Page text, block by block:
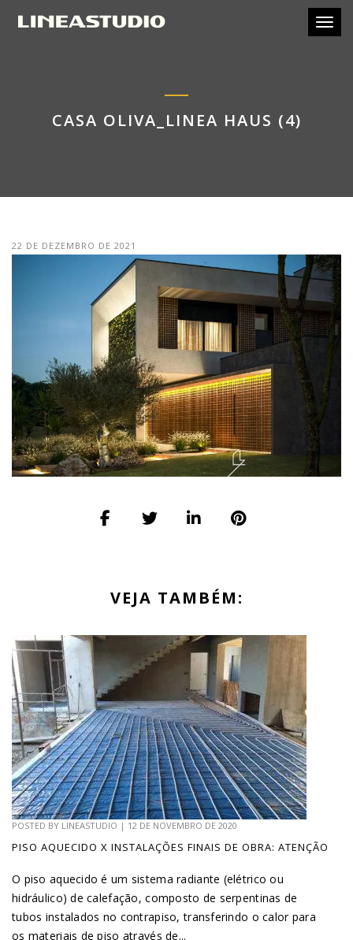
CASA OLIVA_LINEA HAUS (4)
22 DE DEZEMBRO DE 2021
VEJA TAMBÉM:
POSTED BY LINEASTUDIO | 12 DE NOVEMBRO DE 2020
PISO AQUECIDO X INSTALAÇÕES FINAIS DE OBRA: ATENÇÃO
O piso aquecido é um sistema radiante (elétrico ou
hidráulico) de calefação, composto de serpentinas de
tubos instalados no contrapiso, transferindo o calor para
os materiais de piso através de...